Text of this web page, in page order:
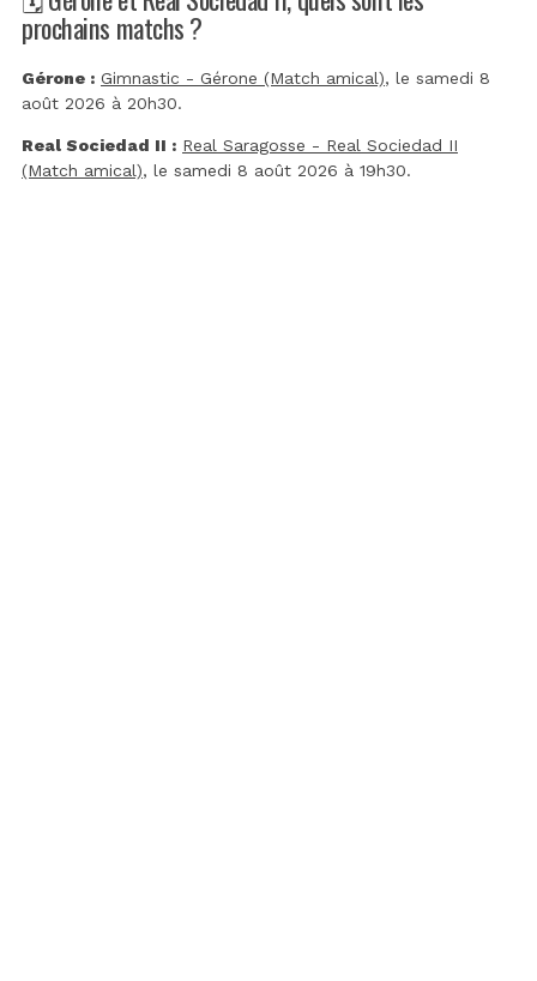
prochains matchs ?
Gérone : Gimnastic - Gérone (Match amical), le samedi 8
août 2026 à 20h30.
Real Sociedad II : Real Saragosse - Real Sociedad II
(Match amical), le samedi 8 août 2026 à 19h30.